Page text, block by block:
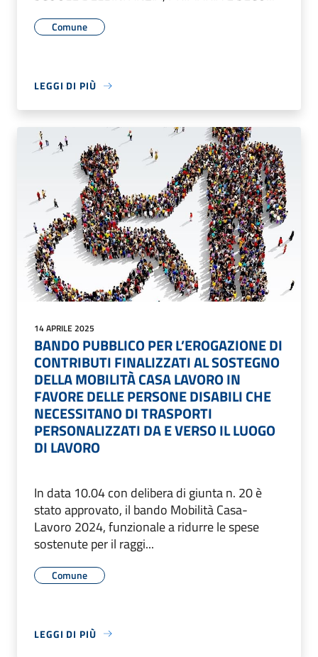
Comune
LEGGI DI PIÙ
14 APRILE 2025
BANDO PUBBLICO PER L’EROGAZIONE DI
CONTRIBUTI FINALIZZATI AL SOSTEGNO
DELLA MOBILITÀ CASA LAVORO IN
FAVORE DELLE PERSONE DISABILI CHE
NECESSITANO DI TRASPORTI
PERSONALIZZATI DA E VERSO IL LUOGO
DI LAVORO
In data 10.04 con delibera di giunta n. 20 è
stato approvato, il bando Mobilità Casa-
Lavoro 2024, funzionale a ridurre le spese
sostenute per il raggi...
Comune
LEGGI DI PIÙ